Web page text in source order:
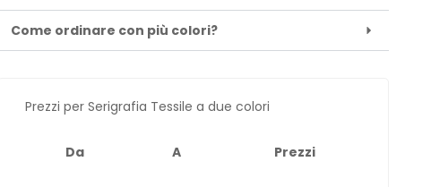
Come ordinare con più colori?
Prezzi per Serigrafia Tessile a due colori
Da A Prezzi